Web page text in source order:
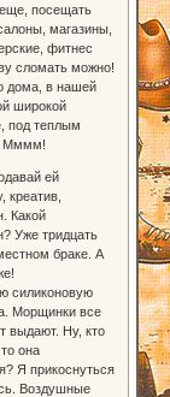
посещать
магазины,
фитнес
сломать можно!
дома, в нашей
широкой
под теплым
Мммм!
ей
креатив,
Какой
Уже тридцать
браке. А
силиконовую
Морщинки все
выдают. Ну, кто
она
Я прикоснуться
Воздушные